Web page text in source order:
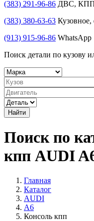
(383) 291-96-86 ДВС,
(383) 380-63-63 Кузовное,
(913) 915-96-86 WhatsApp
Поиск детали по кузову
Найти
Поиск по
кпп AUDI
Главная
Каталог
AUDI
A6
Консоль кпп